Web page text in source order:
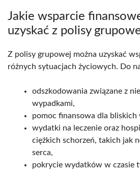
Jakie wsparcie
uzyskać z polisy
Z polisy grupowej można uzyskać
różnych sytuacjach życiowych. Do
odszkodowania związane z
wypadkami,
pomoc finansowa dla
wydatki na leczenie oraz
ciężkich schorzeń, takich jak
serca,
pokrycie wydatków w czasie